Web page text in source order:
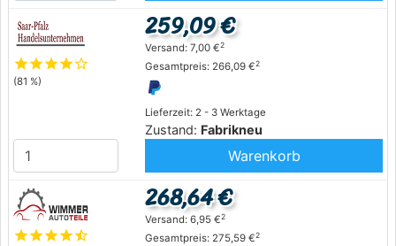
starstarstarstarstar_outline
(81 %)
Lieferzeit: 2 - 3 Werktage
Zustand: Fabrikneu
259,09 €
Versand: 7,00 €2
Gesamtpreis: 266,09 €2
Warenkorb
starstarstarstarstar_half
268,64 €
Versand: 6,95 €2
Gesamtpreis: 275,59 €2